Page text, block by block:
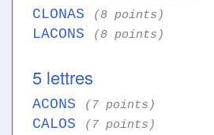
CLONAS (8 points)
LACONS (8 points)
5 lettres
ACONS (7 points)
CALOS (7 points)